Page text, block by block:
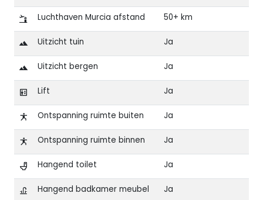
Luchthaven Murcia afstand 50+ km
Uitzicht tuin Ja
Uitzicht bergen Ja
Lift Ja
Ontspanning ruimte buiten Ja
Ontspanning ruimte binnen Ja
Hangend toilet Ja
Hangend badkamer meubel Ja